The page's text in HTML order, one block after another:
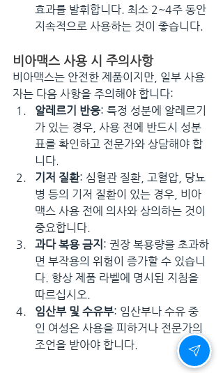
효과를 발휘합니다. 최소 2~4주 동안
지속적으로 사용하는 것이 좋습니다.
비아맥스 사용 시 주의사항
비아맥스는 안전한 제품이지만, 일부 사용
자는 다음 사항을 주의해야 합니다:
알레르기 반응: 특정 성분에 알레르기
가 있는 경우, 사용 전에 반드시 성분
표를 확인하고 전문가와 상담해야 합
니다.
기저 질환: 심혈관 질환, 고혈압, 당뇨
병 등의 기저 질환이 있는 경우, 비아
맥스 사용 전에 의사와 상의하는 것이
중요합니다.
과다 복용 금지 : 권장 복용량을 초과하
면 부작용의 위험이 증가할 수 있습니
다. 항상 제품 라벨에 명시된 지침을
따르십시오.
임산부 및 수유부: 임산부나 수유 중
인 여성은 사용을 피하거나 전문가의
조언을 받아야 합니다.